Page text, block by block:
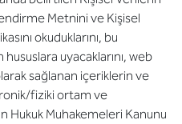
Metnini ve Kişisel
okuduklarını, bu
uyacaklarını, web
sağlanan içeriklerin ve
fiziki ortam ve
Hukuk Muhakemeleri Kanunu